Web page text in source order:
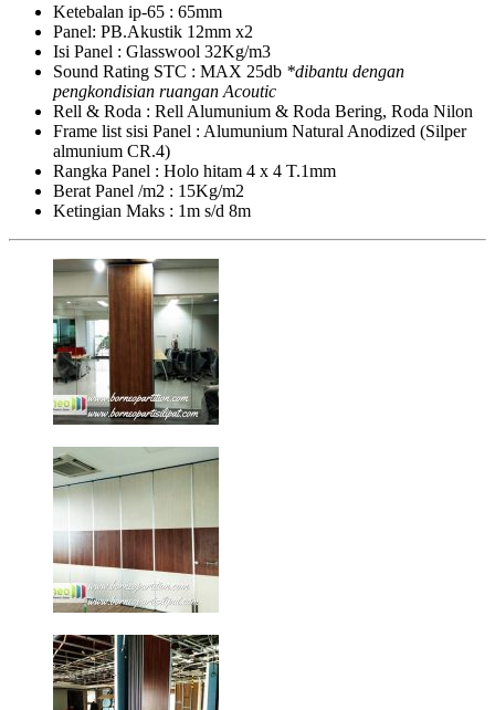
Ketebalan ip-65 : 65mm
Panel: PB.Akustik 12mm x2
Isi Panel : Glasswool 32Kg/m3
Sound Rating STC : MAX 25db *dibantu dengan
pengkondisian ruangan Acoutic
Rell & Roda : Rell Alumunium & Roda Bering, Roda Nilon
Frame list sisi Panel : Alumunium Natural Anodized (Silper
almunium CR.4)
Rangka Panel : Holo hitam 4 x 4 T.1mm
Berat Panel /m2 : 15Kg/m2
Ketingian Maks : 1m s/d 8m